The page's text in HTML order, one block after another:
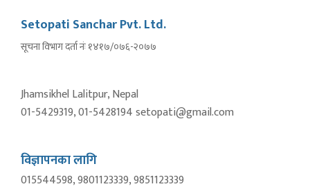
Setopati Sanchar Pvt. Ltd.
सूचना विभाग दर्ता नंः १४१७/०७६-२०७७
Jhamsikhel Lalitpur, Nepal
01-5429319, 01-5428194 setopati@gmail.com
विज्ञापनका लागि
015544598, 9801123339, 9851123339